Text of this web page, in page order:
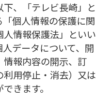
、「テレビ長崎」と
個人情報の保護に関
情報保護法」といい
データについて、開
報内容の開示、訂
用停止・消去）又は
きます。